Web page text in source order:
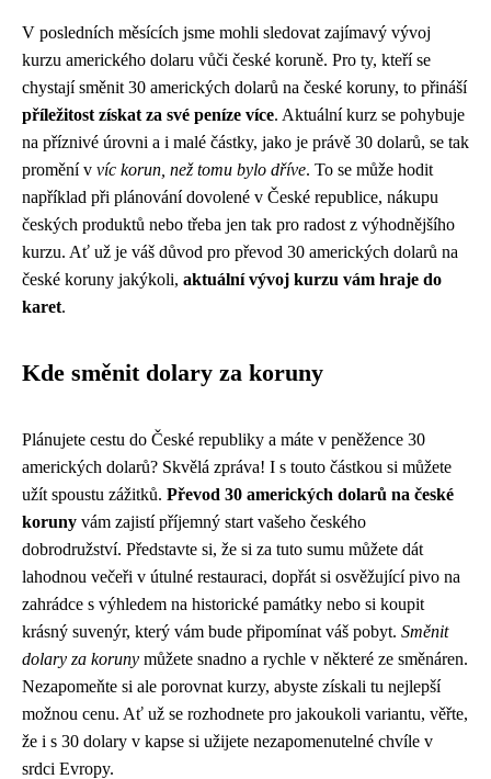
V posledních měsících jsme mohli sledovat zajímavý vývoj
kurzu amerického dolaru vůči české koruně. Pro ty, kteří se
chystají směnit 30 amerických dolarů na české koruny, to přináší
příležitost získat za své peníze více. Aktuální kurz se pohybuje
na příznivé úrovni a i malé částky, jako je právě 30 dolarů, se tak
promění v víc korun, než tomu bylo dříve. To se může hodit
například při plánování dovolené v České republice, nákupu
českých produktů nebo třeba jen tak pro radost z výhodnějšího
kurzu. Ať už je váš důvod pro převod 30 amerických dolarů na
české koruny jakýkoli, aktuální vývoj kurzu vám hraje do
karet.
Kde směnit dolary za koruny
Plánujete cestu do České republiky a máte v peněžence 30
amerických dolarů? Skvělá zpráva! I s touto částkou si můžete
užít spoustu zážitků. Převod 30 amerických dolarů na české
koruny vám zajistí příjemný start vašeho českého
dobrodružství. Představte si, že si za tuto sumu můžete dát
lahodnou večeři v útulné restauraci, dopřát si osvěžující pivo na
zahrádce s výhledem na historické památky nebo si koupit
krásný suvenýr, který vám bude připomínat váš pobyt. Směnit
dolary za koruny můžete snadno a rychle v některé ze směnáren.
Nezapomeňte si ale porovnat kurzy, abyste získali tu nejlepší
možnou cenu. Ať už se rozhodnete pro jakoukoli variantu, věřte,
že i s 30 dolary v kapse si užijete nezapomenutelné chvíle v
srdci Evropy.